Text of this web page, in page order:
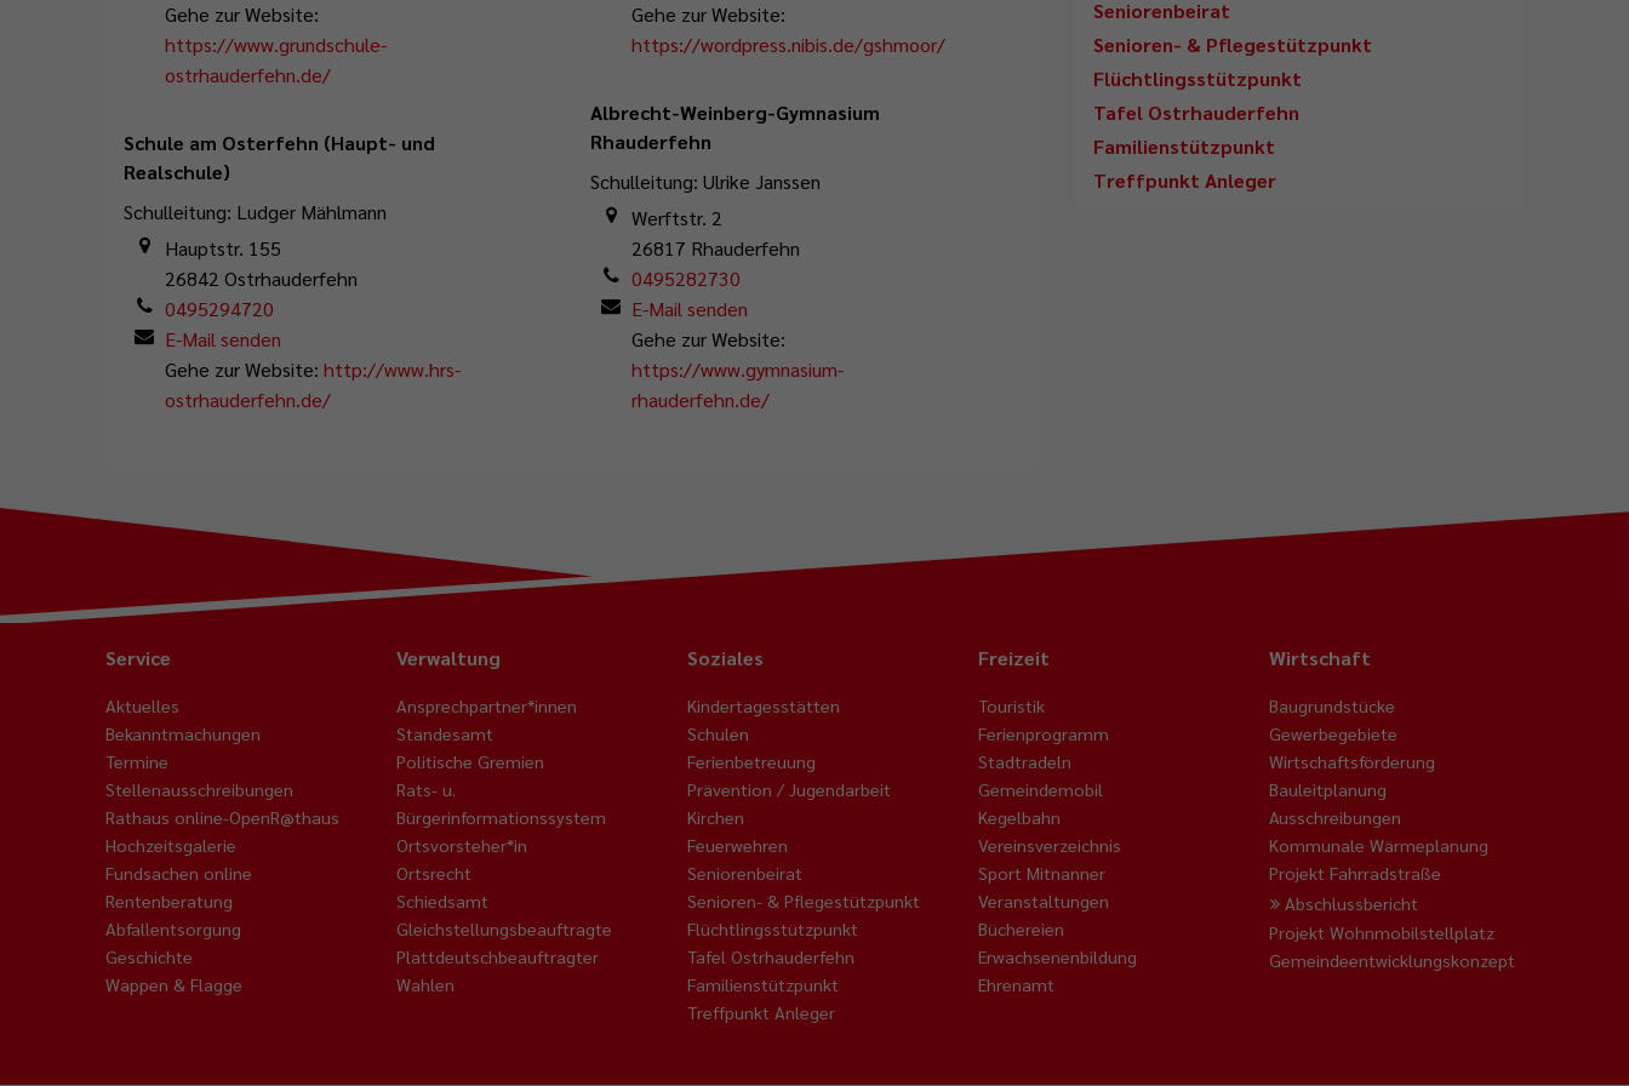
Plattdeutschbeauftragter
Flüchtlingsstützpunkt
Tafel Ostrhauderfehn
Treffpunkt Anleger
Erwachsenenbildung
Gemeindeentwicklungskonzept
Gehe zur Website:
https://www.grundschule-
ostrhauderfehn.de/
Schule am Osterfehn (Haupt- und
Realschule)
Schulleitung: Ludger Mählmann
Hauptstr. 155
26842 Ostrhauderfehn
0495294720
E-Mail senden
Gehe zur Website:http://www.hrs-
ostrhauderfehn.de/
Gehe zur Website:
https://wordpress.nibis.de/gshmoor/
Albrecht-Weinberg-Gymnasium
Rhauderfehn
Schulleitung: Ulrike Janssen
Werftstr. 2
26817 Rhauderfehn
0495282730
E-Mail senden
Gehe zur Website:
https://www.gymnasium-
rhauderfehn.de/
Seniorenbeirat
Senioren- & Pflegestützpunkt
Flüchtlingsstützpunkt
Tafel Ostrhauderfehn
Familienstützpunkt
Treffpunkt Anleger
Service
Aktuelles
Bekanntmachungen
Termine
Stellenausschreibungen
Rathaus online-OpenR@thaus
Hochzeitsgalerie
Fundsachen online
Rentenberatung
Abfallentsorgung
Geschichte
Wappen & Flagge
Verwaltung
Ansprechpartner*innen
Standesamt
Politische Gremien
Rats- u.
Bürgerinformationssystem
Ortsvorsteher*in
Ortsrecht
Schiedsamt
Gleichstellungsbeauftragte
Plattdeutschbeauftragter
Wahlen
Soziales
Kindertagesstätten
Schulen
Ferienbetreuung
Prävention / Jugendarbeit
Kirchen
Feuerwehren
Seniorenbeirat
Senioren- & Pflegestützpunkt
Flüchtlingsstützpunkt
Tafel Ostrhauderfehn
Familienstützpunkt
Treffpunkt Anleger
Freizeit
Touristik
Ferienprogramm
Stadtradeln
Gemeindemobil
Kegelbahn
Vereinsverzeichnis
Sport Mitnanner
Veranstaltungen
Büchereien
Erwachsenenbildung
Ehrenamt
Wirtschaft
Baugrundstücke
Gewerbegebiete
Wirtschaftsförderung
Bauleitplanung
Ausschreibungen
Kommunale Wärmeplanung
Projekt Fahrradstraße
Abschlussbericht
Projekt Wohnmobilstellplatz
Gemeindeentwicklungskonzept